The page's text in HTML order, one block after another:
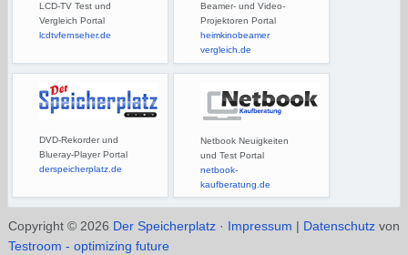
LCD-TV Test und
Vergleich Portal
lcdtvfernseher.de
Beamer- und Video-
Projektoren Portal
heimkinobeamer
vergleich.de
DVD-Rekorder und
Blueray-Player Portal
derspeicherplatz.de
Netbook Neuigkeiten
und Test Portal
netbook-
kaufberatung.de
Copyright © 2026 Der Speicherplatz· Impressum | Datenschutzvon
Testroom - optimizing future